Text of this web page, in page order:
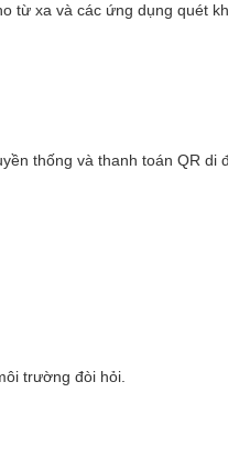
từ xa và các ứng dụng quét
thống và thanh toán QR di
trường đòi hỏi.